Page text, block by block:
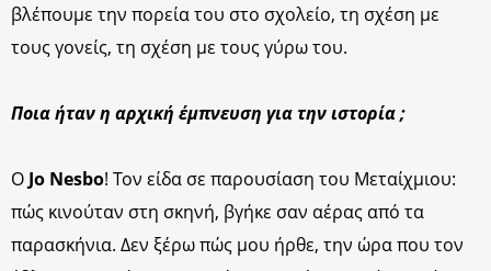
βλέπουμε την πορεία του στο σχολείο, τη σχέση με
τους γονείς, τη σχέση με τους γύρω του.
Ποια ήταν η αρχική έμπνευση για την ιστορία ;
Ο Jo Nesbo! Τον είδα σε παρουσίαση του Μεταίχμιου:
πώς κινούταν στη σκηνή, βγήκε σαν αέρας από τα
παρασκήνια. Δεν ξέρω πώς μου ήρθε, την ώρα που τον